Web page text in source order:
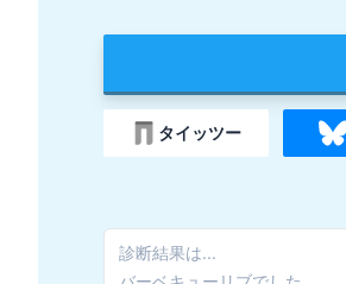
タイッツー